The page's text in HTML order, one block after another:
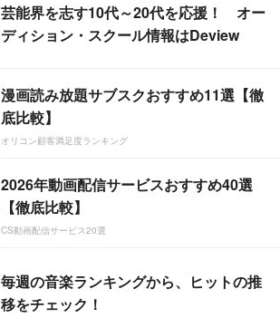
芸能界を志す10代～20代を応援！ オー
ディション・スクール情報はDeview
漫画読み放題サブスクおすすめ11選【徹
底比較】
オリコン顧客満足度ランキング
2026年動画配信サービスおすすめ40選
【徹底比較】
CS動画配信サービス20選
毎週の音楽ランキングから、ヒットの推
移をチェック！